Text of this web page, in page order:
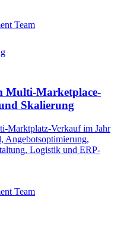
Team
Multi-Marketplace-
Skalierung
Marktplatz-Verkauf im Jahr
Angebotsoptimierung,
Logistik und ERP-
Team